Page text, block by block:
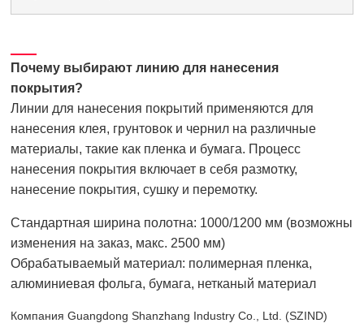
Почему выбирают линию для нанесения
покрытия?
Линии для нанесения покрытий применяются для
нанесения клея, грунтовок и чернил на различные
материалы, такие как пленка и бумага. Процесс
нанесения покрытия включает в себя размотку,
нанесение покрытия, сушку и перемотку.
Стандартная ширина полотна: 1000/1200 мм (возможны
изменения на заказ, макс. 2500 мм)
Обрабатываемый материал: полимерная пленка,
алюминиевая фольга, бумага, нетканый материал
Компания Guangdong Shanzhang Industry Co., Ltd. (SZIND)